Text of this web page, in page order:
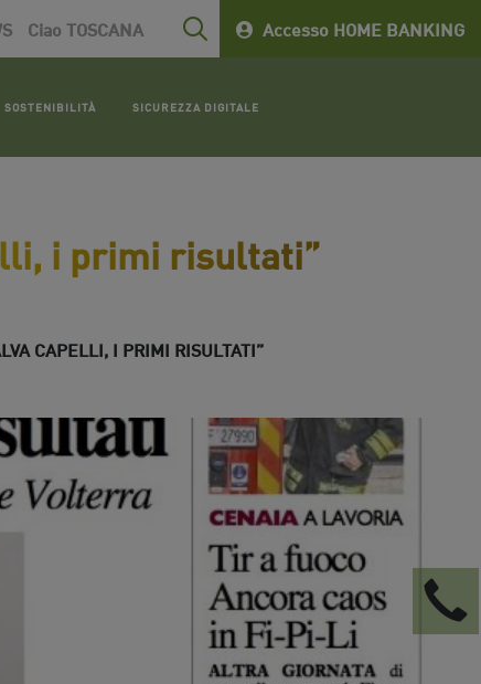
Accesso HOME BANKING
Ciao TOSCANA
SOSTENIBILITÀ SICUREZZA DIGITALE
i primi risultati”
CAPELLI, I PRIMI RISULTATI”